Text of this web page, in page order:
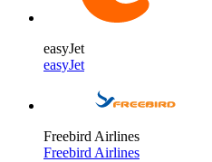
easyJet
easyJet
Freebird Airlines
Freebird Airlines